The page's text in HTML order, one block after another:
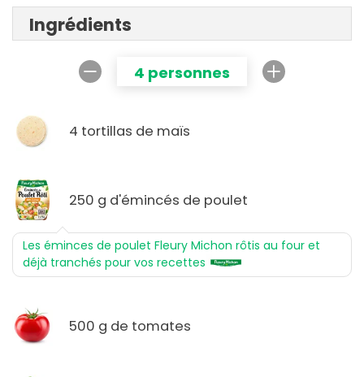
Ingrédients
4 personnes
4 tortillas de maïs
250 g d'émincés de poulet
Les éminces de poulet Fleury Michon rôtis au four et
déjà tranchés pour vos recettes
500 g de tomates